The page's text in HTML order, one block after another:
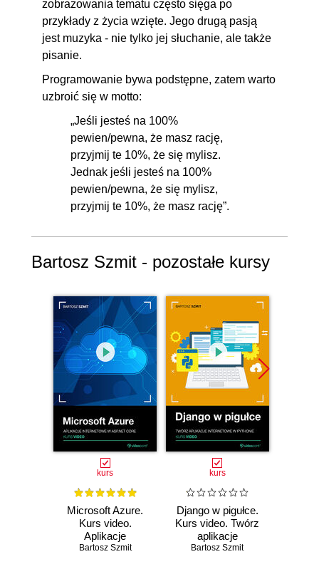
zobrazowania tematu często sięga po
przykłady z życia wzięte. Jego drugą pasją
jest muzyka - nie tylko jej słuchanie, ale także
pisanie.
Programowanie bywa podstępne, zatem warto
uzbroić się w motto:
„Jeśli jesteś na 100%
pewien/pewna, że masz rację,
przyjmij te 10%, że się mylisz.
Jednak jeśli jesteś na 100%
pewien/pewna, że się mylisz,
przyjmij te 10%, że masz rację”.
Bartosz Szmit - pozostałe kursy
kurs
Microsoft Azure.
Kurs video.
Aplikacje
internetowe w
Bartosz Szmit
kurs
Django w pigułce.
Kurs video. Twórz
aplikacje
internetowe w
Bartosz Szmit